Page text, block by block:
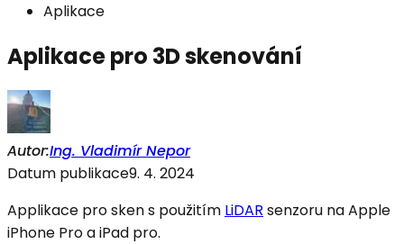
Aplikace
Aplikacepro 3D skenování
Autor:Ing. Vladimír Nepor
Datum publikace9. 4. 2024
Applikace pro sken s použitím LiDAR senzoru na Apple
iPhone Pro a iPad pro.